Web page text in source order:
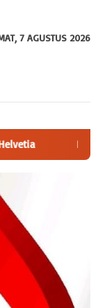
7 AGUSTUS 2026
Kapolres Bangka